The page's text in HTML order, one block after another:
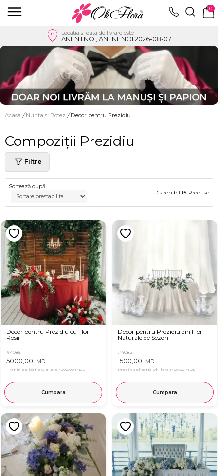
0
Locatia si data de livrare este
ANENII NOI, ANENII NOI 2026-08-07
Acasa / Nunta si Botez / Decor pentru Prezidiu
Compoziții Prezidiu
Filtre
Sortează după
Disponibil 15 Produse
Decor pentru Prezidiu cu Flori
Rosii
#4085
5000,00 MDL
Pret in aplicatia OkFlora 4800,00 MDL
Cumpara
Decor pentru Prezidiu din Flori
Naturale de Sezon
#4082
1500,00 MDL
Pret in aplicatia OkFlora 1400,00 MDL
Cumpara